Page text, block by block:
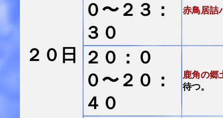
２０日
０〜２３：
３０
赤鳥居詰
２０：０
０〜２０：
４０
鹿角の郷
待つ。